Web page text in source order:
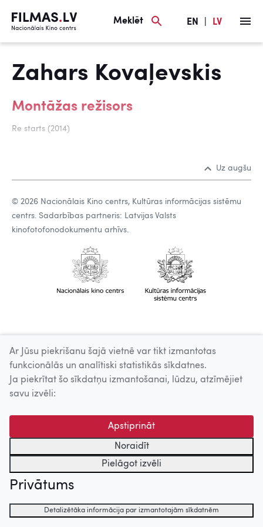
Meklēt EN LV
Zahars Kovaļevskis
Montāžas režisors
Re starts (2014)
Uz augšu
© 2026 Nacionālais Kino centrs, Kultūras informācijas sistēmu
centrs. Sadarbības partneris: Latvijas Valsts
kinofotofonodokumentu arhīvs.
Ar Jūsu piekrišanu šajā vietnē var tikt izmantotas
funkcionālās un analītiski statistikās sīkdatnes.
Ja piekrītat šo sīkdatņu izmantošanai, lūdzu, atzīmējiet
savu izvēli:
Apstiprināt
Noraidīt
Pielāgot izvēli
Privātums
Detalizētāka informācija par izmantotajām sīkdatnēm